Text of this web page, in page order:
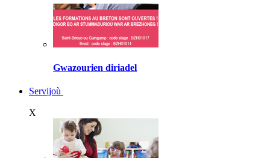
Gwazourien diriadel
Servijoù
X